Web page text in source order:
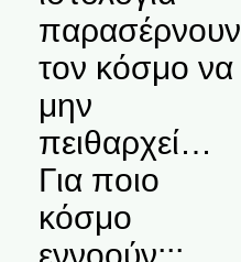
παρασέρνουν
τον κόσμο να
μην
πειθαρχεί…
Για ποιο
κόσμο